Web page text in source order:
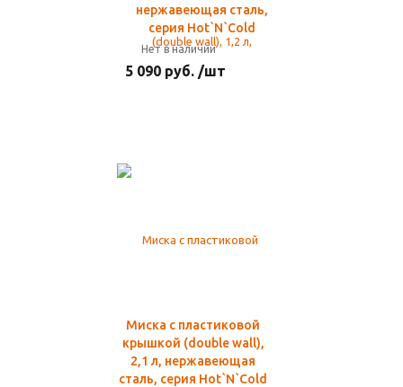
нержавеющая сталь,
серия Hot`N`Cold
Нет в наличии
5 090 руб. /шт
Миска с пластиковой
крышкой (double wall),
2,1 л, нержавеющая
сталь, серия Hot`N`Cold